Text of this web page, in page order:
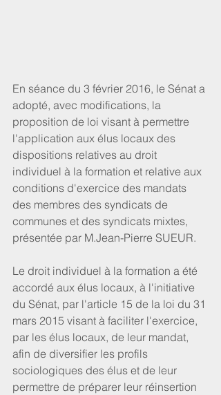
En séance du 3 février 2016, le Sénat a
adopté, avec modifications, la
proposition de loi visant à permettre
l'application aux élus locaux des
dispositions relatives au droit
individuel à la formation et relative aux
conditions d'exercice des mandats
des membres des syndicats de
communes et des syndicats mixtes,
présentée par M.Jean-Pierre SUEUR.
Le droit individuel à la formation a été
accordé aux élus locaux, à l'initiative
du Sénat, par l'article 15 de la loi du 31
mars 2015 visant à faciliter l'exercice,
par les élus locaux, de leur mandat,
afin de diversifier les profils
sociologiques des élus et de leur
permettre de préparer leur réinsertion